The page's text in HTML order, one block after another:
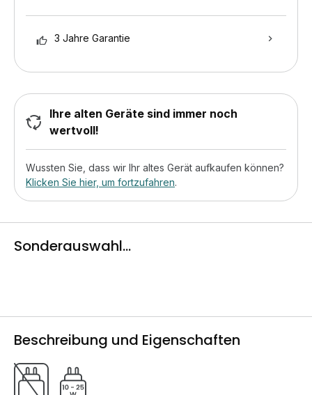
3 Jahre Garantie
Ihre alten Geräte sind immer noch
wertvoll!
Wussten Sie, dass wir Ihr altes Gerät aufkaufen können?
Klicken Sie hier, um fortzufahren.
Sonderauswahl...
Beschreibung und Eigenschaften